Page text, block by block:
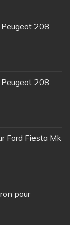
208
208
Ford Fiesta Mk
pour